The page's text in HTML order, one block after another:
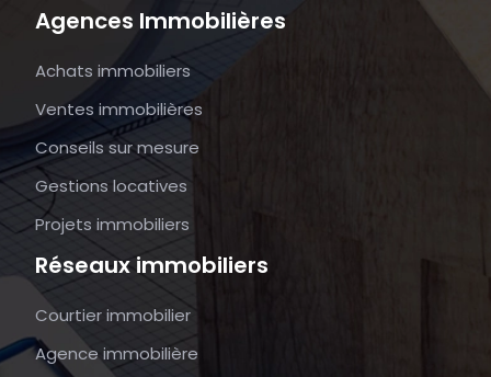
Agences Immobilières
Achats immobiliers
Ventes immobilières
Conseils sur mesure
Gestions locatives
Projets immobiliers
Réseaux immobiliers
Courtier immobilier
Agence immobilière